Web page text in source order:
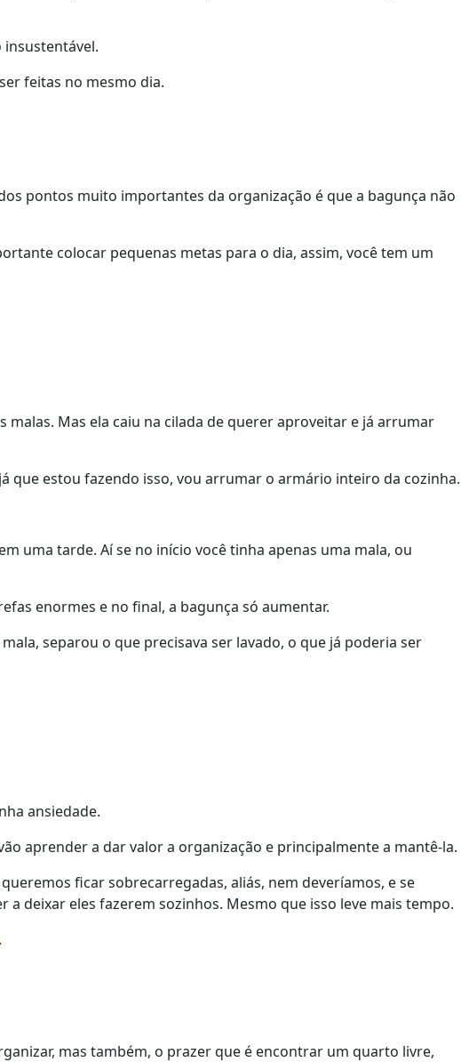
insustentável.
feitas no mesmo dia.
pontos muito importantes da organização é que a bagunça não
colocar pequenas metas para o dia, assim, você tem um
Mas ela caiu na cilada de querer aproveitar e já arrumar
que estou fazendo isso, vou arrumar o armário inteiro da cozinha.
uma tarde. Aí se no início você tinha apenas uma mala, ou
enormes e no final, a bagunça só aumentar.
separou o que precisava ser lavado, o que já poderia ser
ansiedade.
aprender a dar valor a organização e principalmente a mantê-la.
ficar sobrecarregadas, aliás, nem deveríamos, e se
deixar eles fazerem sozinhos. Mesmo que isso leve mais tempo.
.
mas também, o prazer que é encontrar um quarto livre,